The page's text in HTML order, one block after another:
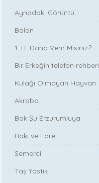
Aynadaki Görüntü
Balon
1 TL Daha Verir Misiniz?
Bir Erkeğin telefon rehberi
Kulağı Olmayan Hayvan
Akraba
Bak Şu Erzurumluya
Rakı ve Fare
Semerci
Taş Yastık